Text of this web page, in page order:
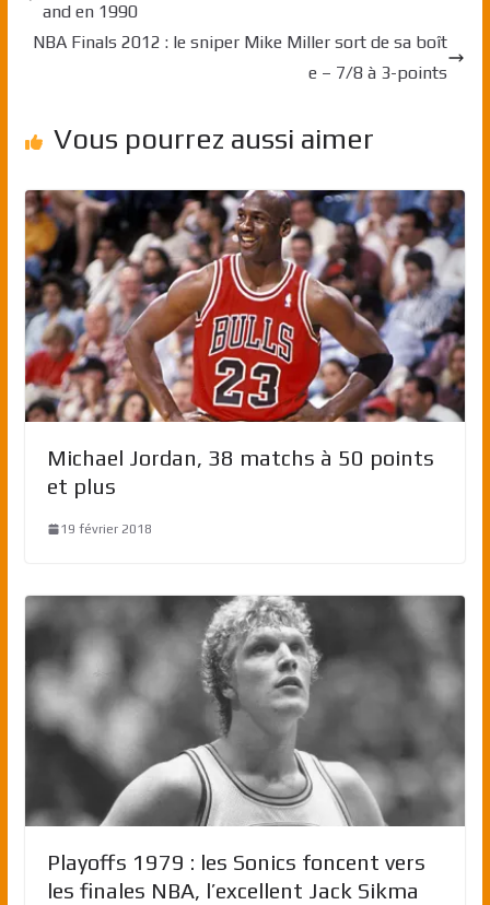
and en 1990
NBA Finals 2012 : le sniper Mike Miller sort de sa boît
e – 7/8 à 3-points
Vous pourrez aussi aimer
Michael Jordan, 38 matchs à 50 points
et plus
19 février 2018
Playoffs 1979 : les Sonics foncent vers
les finales NBA, l’excellent Jack Sikma